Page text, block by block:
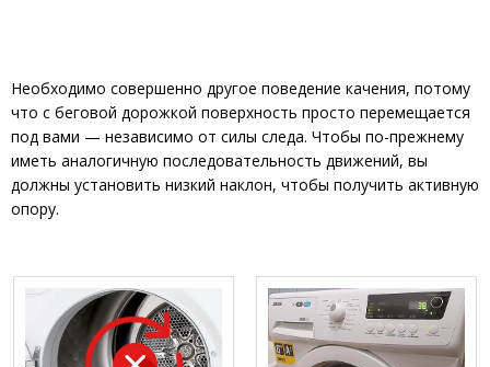
Необходимо совершенно другое поведение качения, потому
что с беговой дорожкой поверхность просто перемещается
под вами — независимо от силы следа. Чтобы по-прежнему
иметь аналогичную последовательность движений, вы
должны установить низкий наклон, чтобы получить активную
опору.